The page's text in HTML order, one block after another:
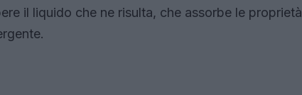
il liquido che ne risulta, che assorbe le proprietà